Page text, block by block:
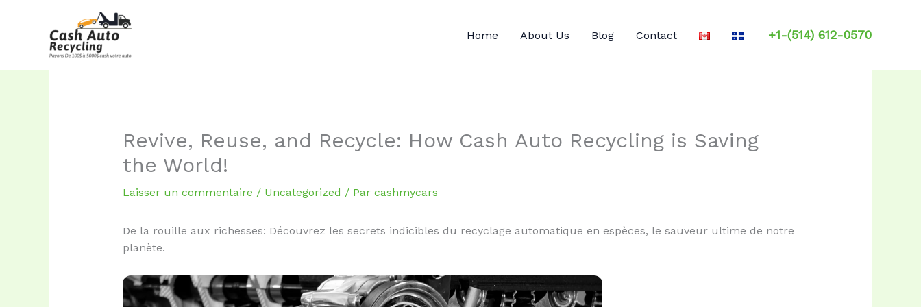
Home About Us Blog Contact +1-(514) 612-0570
Revive, Reuse, and Recycle: How Cash Auto Recycling is Saving
the World!
Laisser un commentaire / Uncategorized / Par cashmycars
De la rouille aux richesses: Découvrez les secrets indicibles du recyclage automatique en espèces, le sauveur ultime de notre
planète.